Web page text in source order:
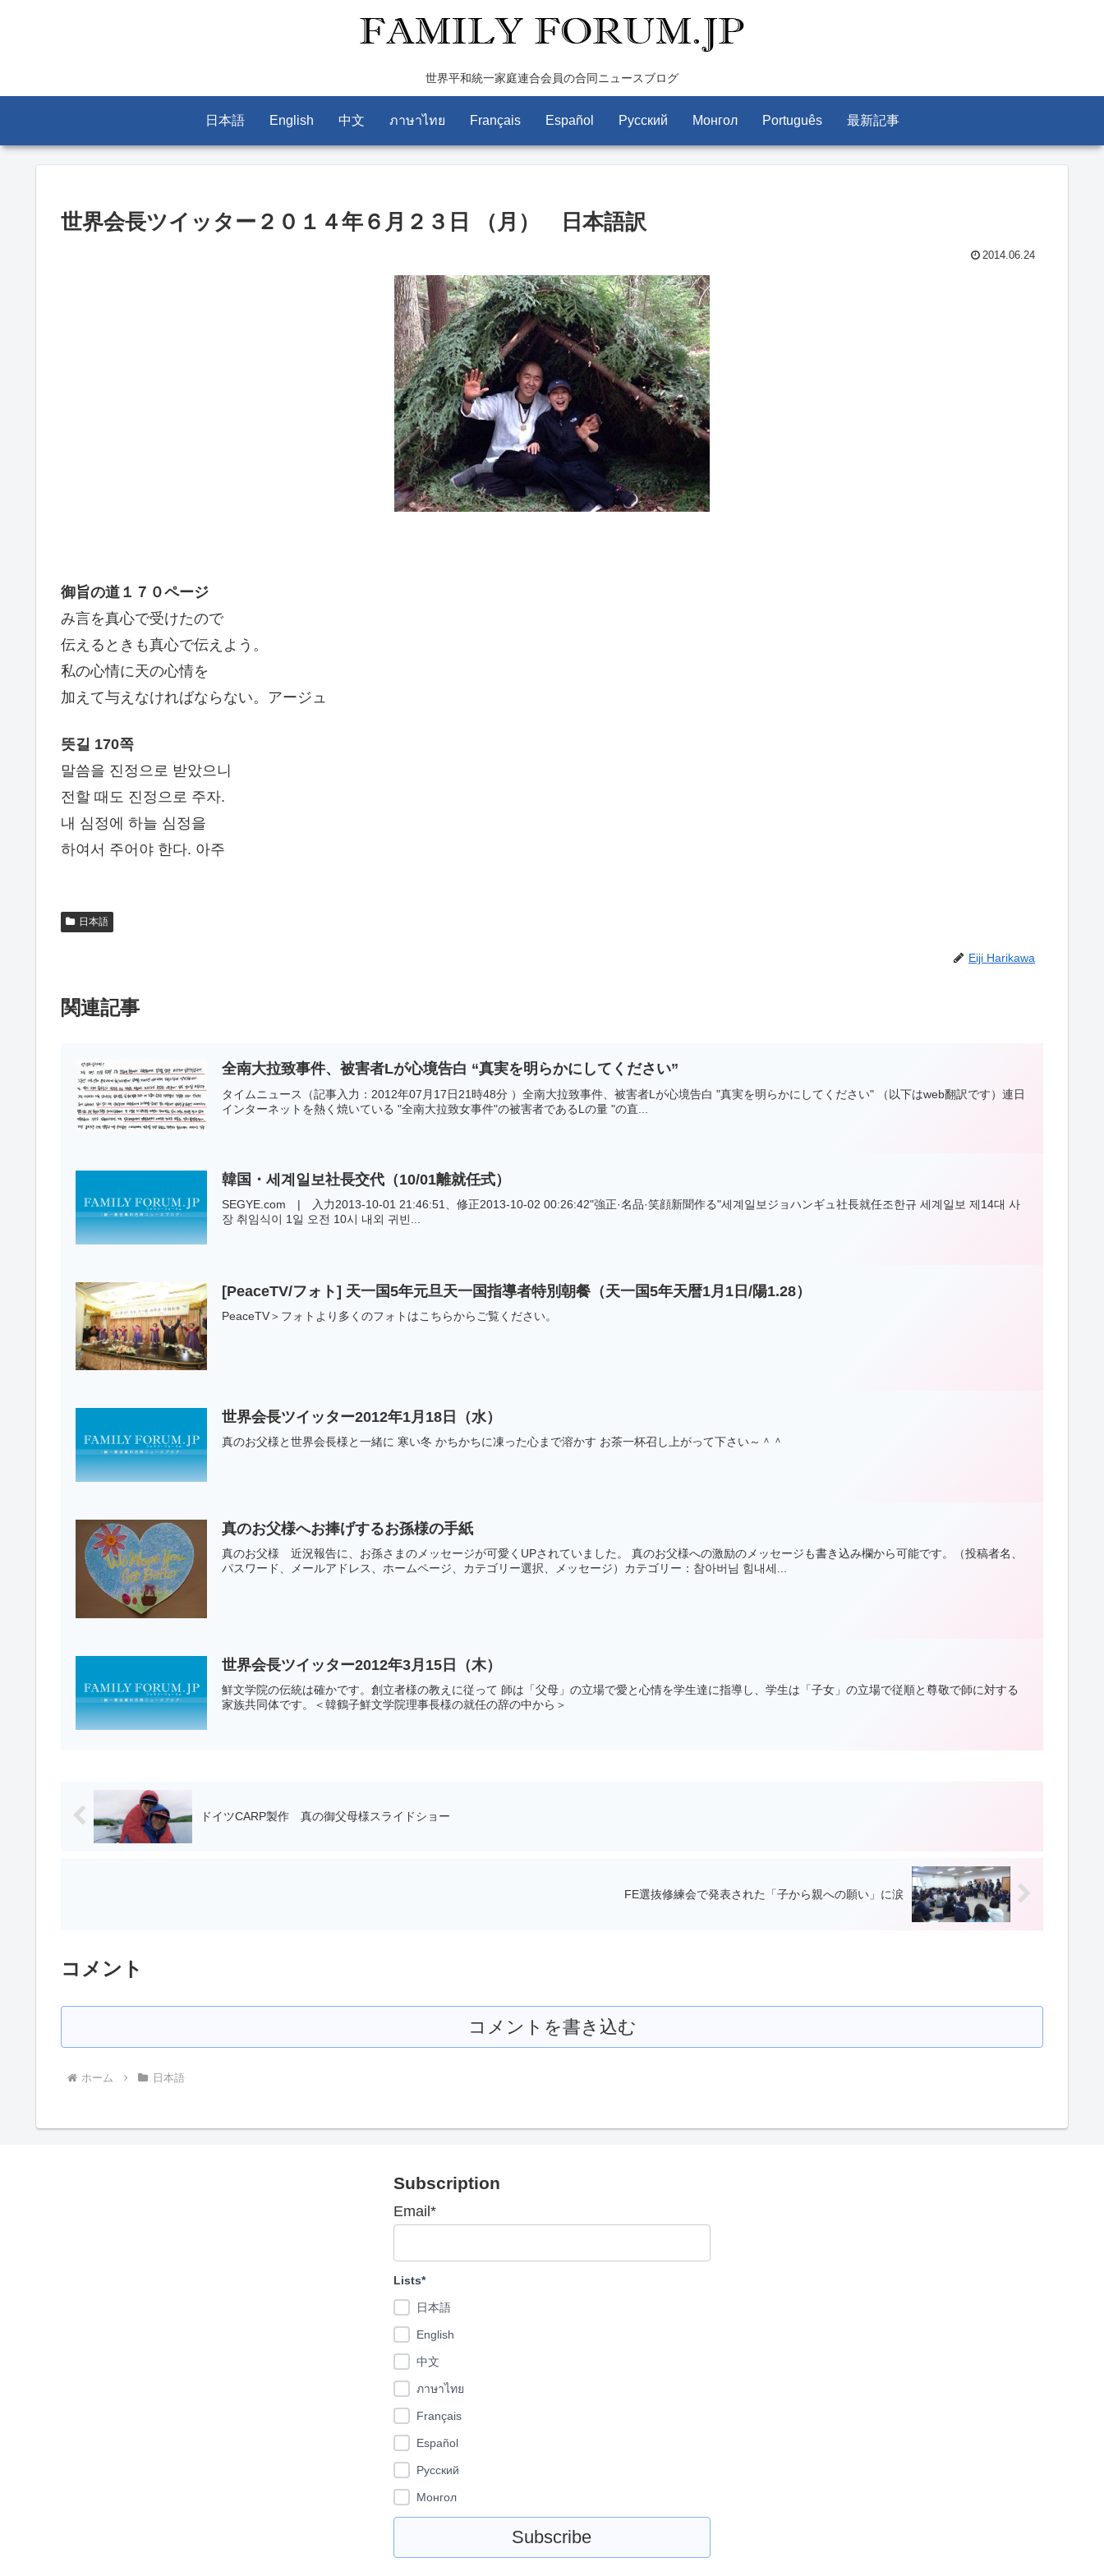
世界平和統一家庭連合会員の合同ニュースブログ
日本語 English 中文 ภาษาไทย Français Español Pусский Монгол Português 最新記事
世界会長ツイッター２０１４年６月２３日 （月） 日本語訳
2014.06.24
御旨の道１７０ページ
み言を真心で受けたので
伝えるときも真心で伝えよう。
私の心情に天の心情を
加えて与えなければならない。アージュ
뜻길 170쪽
말씀을 진정으로 받았으니
전할 때도 진정으로 주자.
내 심정에 하늘 심정을
하여서 주어야 한다. 아주
日本語
Eiji Harikawa
関連記事
全南大拉致事件、被害者Lが心境告白 “真実を明らかにしてください”
タイムニュース（記事入力：2012年07月17日21時48分 ）全南大拉致事件、被害者Lが心境告白 "真実を明らかにしてください" （以下はweb翻訳です）連日
インターネットを熱く焼いている "全南大拉致女事件"の被害者であるLの量 "の直...
韓国・세계일보社長交代（10/01離就任式）
SEGYE.com | 入力2013-10-01 21:46:51、修正2013-10-02 00:26:42"強正·名品·笑顔新聞作る"세계일보ジョハンギュ社長就任조한규 세계일보 제14대 사
장 취임식이 1일 오전 10시 내외 귀빈...
[PeaceTV/フォト] 天一国5年元旦天一国指導者特別朝餐（天一国5年天暦1月1日/陽1.28）
PeaceTV＞フォトより多くのフォトはこちらからご覧ください。
世界会長ツイッター2012年1月18日（水）
真のお父様と世界会長様と一緒に 寒い冬 かちかちに凍った心まで溶かす お茶一杯召し上がって下さい～＾＾
真のお父様へお捧げするお孫様の手紙
真のお父様 近況報告に、お孫さまのメッセージが可愛くUPされていました。 真のお父様への激励のメッセージも書き込み欄から可能です。（投稿者名、
パスワード、メールアドレス、ホームページ、カテゴリー選択、メッセージ）カテゴリー：참아버님 힘내세...
世界会長ツイッター2012年3月15日（木）
鮮文学院の伝統は確かです。創立者様の教えに従って 師は「父母」の立場で愛と心情を学生達に指導し、学生は「子女」の立場で従順と尊敬で師に対する
家族共同体です。＜韓鶴子鮮文学院理事長様の就任の辞の中から＞
ドイツCARP製作 真の御父母様スライドショー
FE選抜修練会で発表された「子から親への願い」に涙
コメント
コメントを書き込む
ホーム 日本語
Subscription
Email*
Lists*
日本語
English
中文
ภาษาไทย
Français
Español
Pусский
Монгол